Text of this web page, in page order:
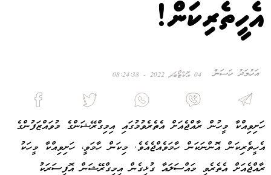
އެހީތެރިކަން!
އަހުމަދު ހަސަން 04 އޮކްޓޯބަރ 2022 - 08:24:38
ހަށިވިއްކާ މީހުން ރާއްޖެއަށް އެތެރެވުމުގައި އިމިގްރޭޝަންގެ މުވައްޒަފުންގެ
އެހީތެރިކަން އޮންނަކަން ހާމަވެއްޖެއެވެ. މިކަން ހާމަވީ، ހަށިވިއްކާ މީހަކު
ރާއްޖެއަށް އެތެރެވި މައްސަލައާ ގުޅިގެން އިމިގްރޭޝަން އޮފިސަރަކު